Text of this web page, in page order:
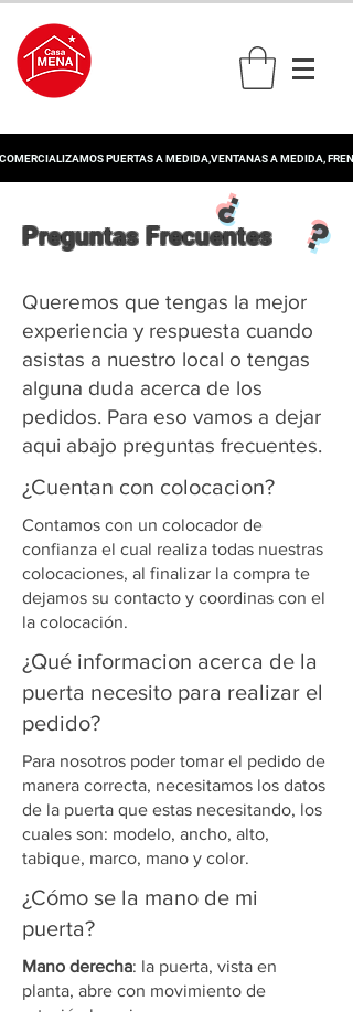
PUERTAS A MEDIDA,VENTANAS A MEDIDA,
Preguntas Frecuentes¿ ?
Queremos que tengas la mejor
experiencia y respuesta cuando
asistas a nuestro local o tengas
alguna duda acerca de los
pedidos. Para eso vamos a dejar
aqui abajo preguntas frecuentes.
¿Cuentan con colocacion?
Contamos con un colocador de
confianza el cual realiza todas nuestras
colocaciones, al finalizar la compra te
dejamos su contacto y coordinas con el
la colocación.
¿Qué informacion acerca de la
puerta necesito para realizar el
pedido?
Para nosotros poder tomar el pedido de
manera correcta, necesitamos los datos
de la puerta que estas necesitando, los
cuales son: modelo, ancho, alto,
tabique, marco, mano y color.
¿Cómo se la mano de mi
puerta?
Mano derecha: la puerta, vista en
planta, abre con movimiento de